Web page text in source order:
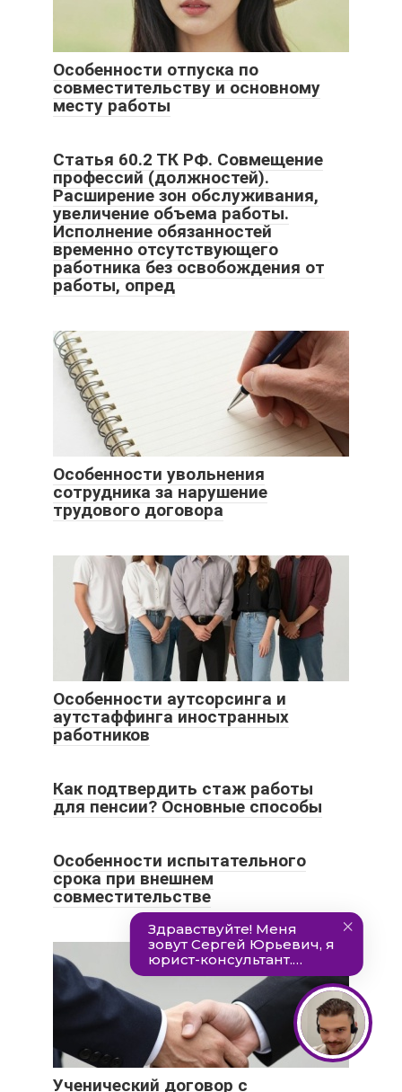
Особенности отпуска по
совместительству и основному
месту работы
Статья 60.2 ТК РФ. Совмещение
профессий (должностей).
Расширение зон обслуживания,
увеличение объема работы.
Исполнение обязанностей
временно отсутствующего
работника без освобождения от
работы, опред
Особенности увольнения
сотрудника за нарушение
трудового договора
Особенности аутсорсинга и
аутстаффинга иностранных
работников
Как подтвердить стаж работы
для пенсии? Основные способы
Особенности испытательного
срока при внешнем
совместительстве
Ученический договор с